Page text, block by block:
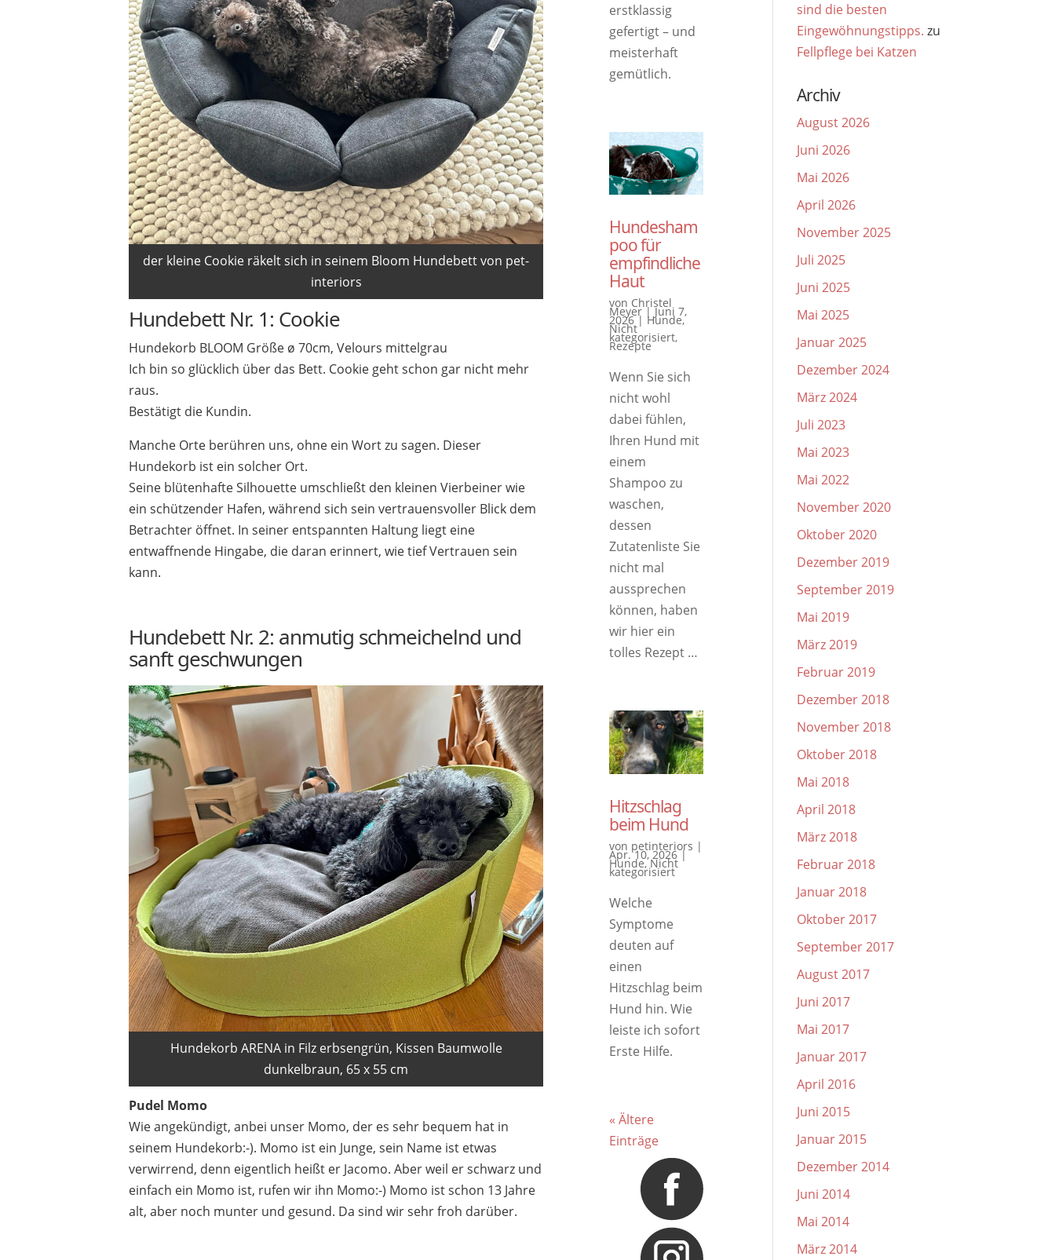
der kleine Cookie räkelt sich in seinem Bloom Hundebett von pet-
interiors
Hundebett Nr. 1: Cookie
Hundekorb BLOOM Größe ø 70cm, Velours mittelgrau
Ich bin so glücklich über das Bett. Cookie geht schon gar nicht mehr
raus.
Bestätigt die Kundin.
Manche Orte berühren uns, ohne ein Wort zu sagen. Dieser
Hundekorb ist ein solcher Ort.
Seine blütenhafte Silhouette umschließt den kleinen Vierbeiner wie
ein schützender Hafen, während sich sein vertrauensvoller Blick dem
Betrachter öffnet. In seiner entspannten Haltung liegt eine
entwaffnende Hingabe, die daran erinnert, wie tief Vertrauen sein
kann.
Hundebett Nr. 2: anmutig schmeichelnd und
sanft geschwungen
Hundekorb ARENA in Filz erbsengrün, Kissen Baumwolle
dunkelbraun, 65 x 55 cm
Pudel Momo
Wie angekündigt, anbei unser Momo, der es sehr bequem hat in
seinem Hundekorb:-). Momo ist ein Junge, sein Name ist etwas
verwirrend, denn eigentlich heißt er Jacomo. Aber weil er schwarz und
einfach ein Momo ist, rufen wir ihn Momo:-) Momo ist schon 13 Jahre
alt, aber noch munter und gesund. Da sind wir sehr froh darüber.
erstklassig
gefertigt – und
meisterhaft
gemütlich.
Hundesham
poo für
empfindliche
Haut
von Christel
Meyer|Juni 7,
2026| Hunde,
Nicht
kategorisiert,
Rezepte
Wenn Sie sich
nicht wohl
dabei fühlen,
Ihren Hund mit
einem
Shampoo zu
waschen,
dessen
Zutatenliste Sie
nicht mal
aussprechen
können, haben
wir hier ein
tolles Rezept …
Hitzschlag
beim Hund
von petinteriors |
Apr. 10, 2026|
Hunde,Nicht
kategorisiert
Welche
Symptome
deuten auf
einen
Hitzschlag beim
Hund hin. Wie
leiste ich sofort
Erste Hilfe.
« Ältere
Einträge
sind die besten
Eingewöhnungstipps. zu
Fellpflege bei Katzen
Archiv
August 2026
Juni 2026
Mai 2026
April 2026
November 2025
Juli 2025
Juni 2025
Mai 2025
Januar 2025
Dezember 2024
März 2024
Juli 2023
Mai 2023
Mai 2022
November 2020
Oktober 2020
Dezember 2019
September 2019
Mai 2019
März 2019
Februar 2019
Dezember 2018
November 2018
Oktober 2018
Mai 2018
April 2018
März 2018
Februar 2018
Januar 2018
Oktober 2017
September 2017
August 2017
Juni 2017
Mai 2017
Januar 2017
April 2016
Juni 2015
Januar 2015
Dezember 2014
Juni 2014
Mai 2014
März 2014